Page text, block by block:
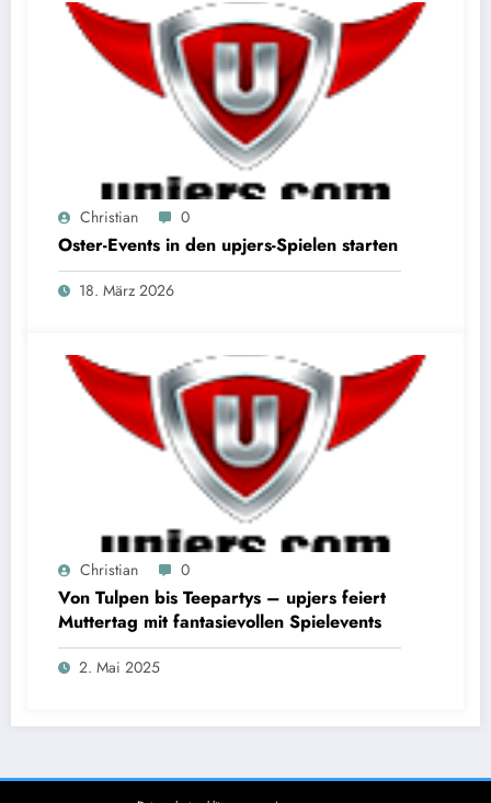
Christian 0
Oster-Events in den upjers-Spielen starten
18. März 2026
Christian 0
Von Tulpen bis Teepartys – upjers feiert
Muttertag mit fantasievollen Spielevents
2. Mai 2025